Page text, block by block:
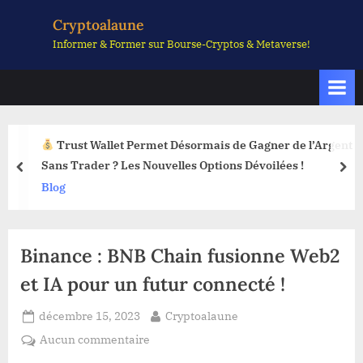
Cryptoalaune
Informer & Former sur Bourse-Cryptos & Metaverse!
Trust Wallet Permet Désormais de Gagner de l’Argent
Sans Trader ? Les Nouvelles Options Dévoilées !
Blog
prev
Binance : BNB Chain fusionne Web2
et IA pour un futur connecté !
Posted
on
décembre 15, 2023 By
Cryptoalaune
Aucun commentaire